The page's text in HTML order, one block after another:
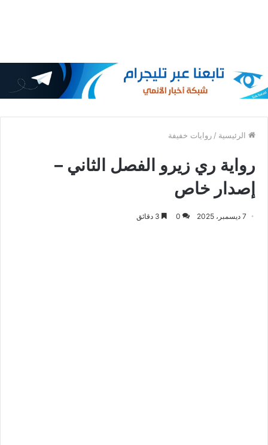
الرئيسية / روايات خفيفة
رواية ري زيرو الفصل الثاني –
إصدار خاص
7 ديسمبر، 2025 0